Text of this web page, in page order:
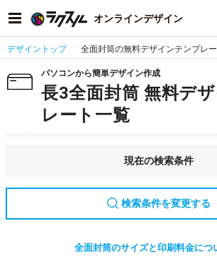
オンラインデザイン
デザイントップ 全面封筒の無料デザインテンプレ
パソコンから簡単デザイン作成
長3全面封筒 無料デ
レート一覧
現在の検索条件
検索条件を変更する
全面封筒のサイズと印刷料金につ